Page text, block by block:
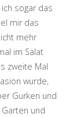
sogar das
mir das
mehr
im Salat
zweite Mal
wurde,
Gurken und
und